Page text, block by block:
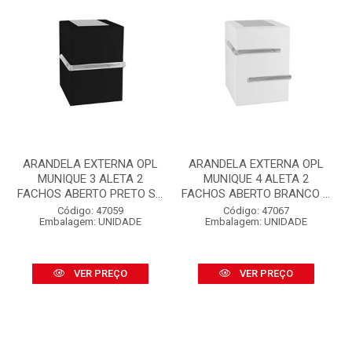
ARANDELA EXTERNA OPL
MUNIQUE 3 ALETA 2
FACHOS ABERTO PRETO S...
Código: 47059
Embalagem: UNIDADE
VER PREÇO
ARANDELA EXTERNA OPL
MUNIQUE 4 ALETA 2
FACHOS ABERTO BRANCO ...
Código: 47067
Embalagem: UNIDADE
VER PREÇO